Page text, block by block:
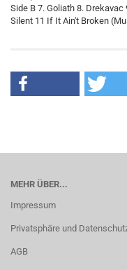
Side B 7. Goliath 8.
Silent 11 If It Ain't Broken
MEHR ÜBER...
Impressum
Privatsphäre und
AGB